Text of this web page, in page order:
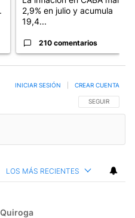
2,9% en julio y acumula
19,4...
210 comentarios
SIGA ESTA
SEGUIR
INICIAR SESIÓN CREAR CUENTA
LOS MÁS RECIENTES